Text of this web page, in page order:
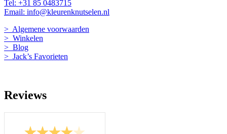
Tel: +31 85 0483715
Email: info@kleurenknutselen.nl
> Algemene voorwaarden
> Winkelen
> Blog
> Jack’s Favorieten
Reviews